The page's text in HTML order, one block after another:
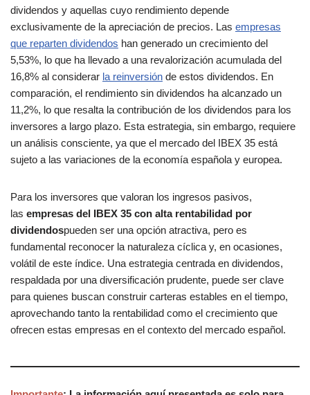
dividendos y aquellas cuyo rendimiento depende
exclusivamente de la apreciación de precios. Las empresas
que reparten dividendos han generado un crecimiento del
5,53%, lo que ha llevado a una revalorización acumulada del
16,8% al considerar la reinversión de estos dividendos. En
comparación, el rendimiento sin dividendos ha alcanzado un
11,2%, lo que resalta la contribución de los dividendos para los
inversores a largo plazo. Esta estrategia, sin embargo, requiere
un análisis consciente, ya que el mercado del IBEX 35 está
sujeto a las variaciones de la economía española y europea.
Para los inversores que valoran los ingresos pasivos,
las empresas del IBEX 35 con alta rentabilidad por
dividendospueden ser una opción atractiva, pero es
fundamental reconocer la naturaleza cíclica y, en ocasiones,
volátil de este índice. Una estrategia centrada en dividendos,
respaldada por una diversificación prudente, puede ser clave
para quienes buscan construir carteras estables en el tiempo,
aprovechando tanto la rentabilidad como el crecimiento que
ofrecen estas empresas en el contexto del mercado español.